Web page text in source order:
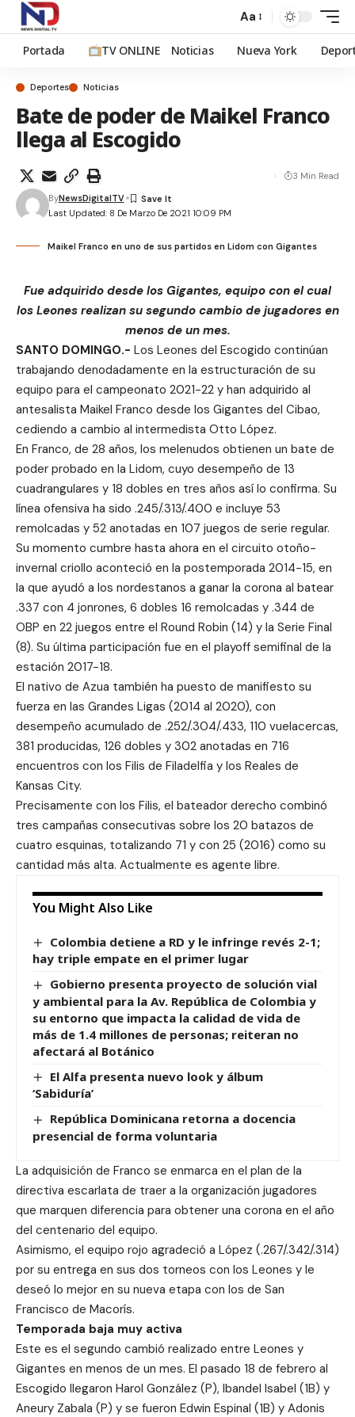
Aa
Portada TV ONLINE Noticias Nueva York
Deportes Noticias
Bate de poder de Maikel Franco
llega al Escogido
Last Updated: 8 De Marzo De 2021 10:09 PM
ByNewsDigitalTV
3 Min Read
Maikel Franco en uno de sus partidos en Lidom con Gigantes
Fue adquirido desde los Gigantes, equipo con el cual
los Leones realizan su segundo cambio de jugadores en
menos de un mes.
SANTO DOMINGO.- Los Leones del Escogido continúan
trabajando denodadamente en la estructuración de su
equipo para el campeonato 2021-22 y han adquirido al
antesalista Maikel Franco desde los Gigantes del Cibao,
cediendo a cambio al intermedista Otto López.
En Franco, de 28 años, los melenudos obtienen un bate de
poder probado en la Lidom, cuyo desempeño de 13
cuadrangulares y 18 dobles en tres años así lo confirma. Su
línea ofensiva ha sido .245/.313/.400 e incluye 53
remolcadas y 52 anotadas en 107 juegos de serie regular.
Su momento cumbre hasta ahora en el circuito otoño-
invernal criollo aconteció en la postemporada 2014-15, en
la que ayudó a los nordestanos a ganar la corona al batear
.337 con 4 jonrones, 6 dobles 16 remolcadas y .344 de
OBP en 22 juegos entre el Round Robin (14) y la Serie Final
(8). Su última participación fue en el playoff semifinal de la
estación 2017-18.
El nativo de Azua también ha puesto de manifiesto su
fuerza en las Grandes Ligas (2014 al 2020), con
desempeño acumulado de .252/.304/.433, 110 vuelacercas,
381 producidas, 126 dobles y 302 anotadas en 716
encuentros con los Filis de Filadelfia y los Reales de
Kansas City.
Precisamente con los Filis, el bateador derecho combinó
tres campañas consecutivas sobre los 20 batazos de
cuatro esquinas, totalizando 71 y con 25 (2016) como su
cantidad más alta. Actualmente es agente libre.
You Might Also Like
Colombia detiene a RD y le infringe revés 2-1;
hay triple empate en el primer lugar
Gobierno presenta proyecto de solución vial
y ambiental para la Av. República de Colombia y
su entorno que impacta la calidad de vida de
más de 1.4 millones de personas; reiteran no
afectará al Botánico
El Alfa presenta nuevo look y álbum
‘Sabiduría’
República Dominicana retorna a docencia
presencial de forma voluntaria
La adquisición de Franco se enmarca en el plan de la
directiva escarlata de traer a la organización jugadores
que marquen diferencia para obtener una corona en el año
del centenario del equipo.
Asimismo, el equipo rojo agradeció a López (.267/.342/.314)
por su entrega en sus dos torneos con los Leones y le
deseó lo mejor en su nueva etapa con los de San
Francisco de Macorís.
Temporada baja muy activa
Este es el segundo cambió realizado entre Leones y
Gigantes en menos de un mes. El pasado 18 de febrero al
Escogido llegaron Harol González (P), Ibandel Isabel (1B) y
Aneury Zabala (P) y se fueron Edwin Espinal (1B) y Adonis